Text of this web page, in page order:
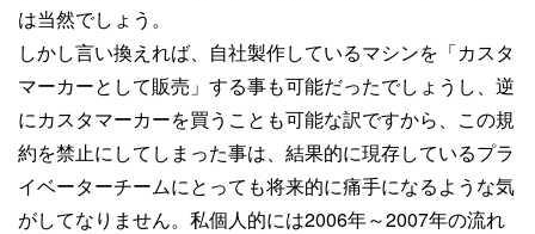
は当然でしょう。
しかし言い換えれば、自社製作しているマシンを「カスタ
マーカーとして販売」する事も可能だったでしょうし、逆
にカスタマーカーを買うことも可能な訳ですから、この規
約を禁止にしてしまった事は、結果的に現存しているプラ
イベーターチームにとっても将来的に痛手になるような気
がしてなりません。私個人的には2006年～2007年の流れ